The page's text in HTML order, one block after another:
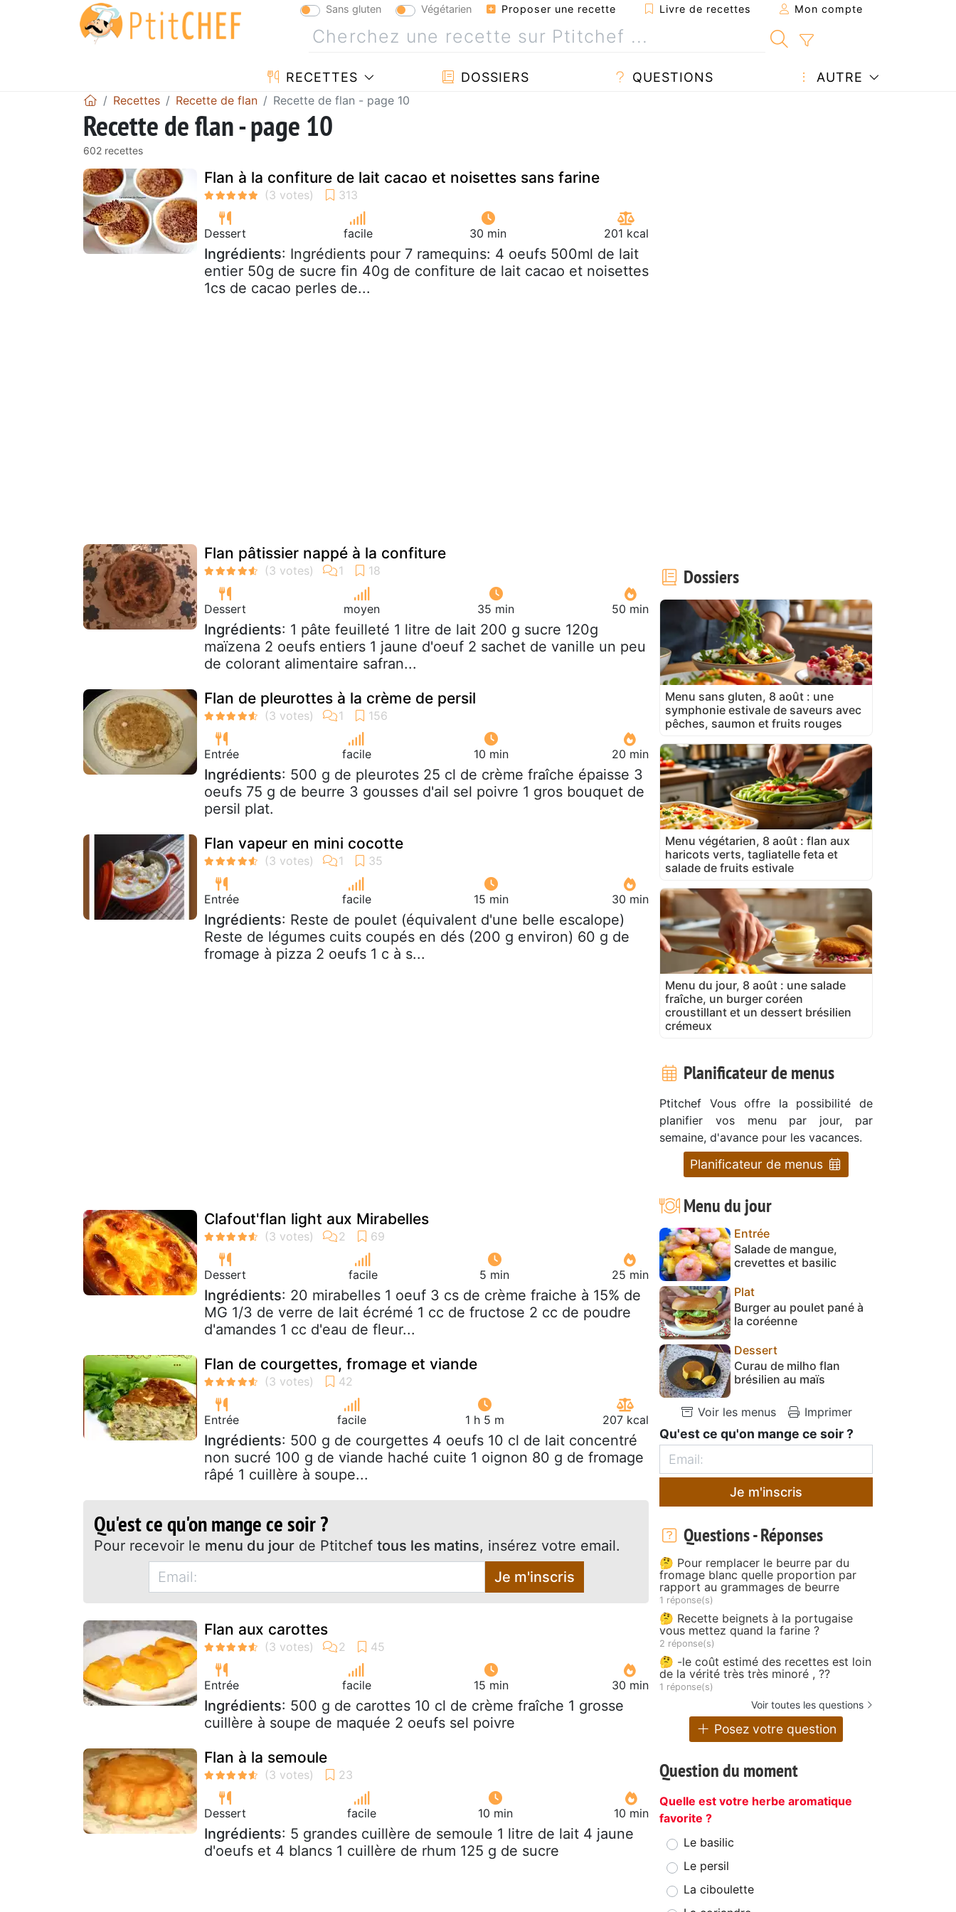
Sans gluten Végétarien Proposer une recette Livre de recettes Mon compte
RECETTES DOSSIERS QUESTIONS AUTRE
Recettes Recette de flan Recette de flan - page 10
Recette de flan - page 10
602 recettes
Flan à la confiture de lait cacao et noisettes sans farine
Dessert facile 30 min 201 kcal
Ingrédients: Ingrédients pour 7 ramequins: 4 oeufs 500ml de lait
entier 50g de sucre fin 40g de confiture de lait cacao et noisettes
1cs de cacao perles de...
Flan pâtissier nappé à la confiture
Dessert moyen 35 min 50 min
Ingrédients: 1 pâte feuilleté 1 litre de lait 200 g sucre 120g
maïzena 2 oeufs entiers 1 jaune d'oeuf 2 sachet de vanille un peu
de colorant alimentaire safran...
Flan de pleurottes à la crème de persil
Entrée facile 10 min 20 min
Ingrédients: 500 g de pleurotes 25 cl de crème fraîche épaisse 3
oeufs 75 g de beurre 3 gousses d'ail sel poivre 1 gros bouquet de
persil plat.
Flan vapeur en mini cocotte
Entrée facile 15 min 30 min
Ingrédients: Reste de poulet (équivalent d'une belle escalope)
Reste de légumes cuits coupés en dés (200 g environ) 60 g de
fromage à pizza 2 oeufs 1 c à s...
Clafout'flan light aux Mirabelles
Dessert facile 5 min 25 min
Ingrédients: 20 mirabelles 1 oeuf 3 cs de crème fraiche à 15% de
MG 1/3 de verre de lait écrémé 1 cc de fructose 2 cc de poudre
d'amandes 1 cc d'eau de fleur...
Flan de courgettes, fromage et viande
Entrée facile 1 h 5 m 207 kcal
Ingrédients: 500 g de courgettes 4 oeufs 10 cl de lait concentré
non sucré 100 g de viande haché cuite 1 oignon 80 g de fromage
râpé 1 cuillère à soupe...
Qu'est ce qu'on mange ce soir ?
Pour recevoir le menu du jour de Ptitchef tous les matins, insérez votre email.
Je m'inscris
Flan aux carottes
Entrée facile 15 min 30 min
Ingrédients: 500 g de carottes 10 cl de crème fraîche 1 grosse
cuillère à soupe de maquée 2 oeufs sel poivre
Flan à la semoule
Dessert facile 10 min 10 min
Ingrédients: 5 grandes cuillère de semoule 1 litre de lait 4 jaune
d'oeufs et 4 blancs 1 cuillère de rhum 125 g de sucre
Dossiers
Menu sans gluten, 8 août : une
symphonie estivale de saveurs avec
pêches, saumon et fruits rouges
Menu végétarien, 8 août : flan aux
haricots verts, tagliatelle feta et
salade de fruits estivale
Menu du jour, 8 août : une salade
fraîche, un burger coréen
croustillant et un dessert brésilien
crémeux
Planificateur de menus
Ptitchef Vous offre la possibilité de
planifier vos menu par jour, par
semaine, d'avance pour les vacances.
Planificateur de menus
Menu du jour
Entrée
Salade de mangue,
crevettes et basilic
Plat
Burger au poulet pané à
la coréenne
Dessert
Curau de milho flan
brésilien au maïs
Voir les menus Imprimer
Qu'est ce qu'on mange ce soir ?
Je m'inscris
Questions - Réponses
🤔 Pour remplacer le beurre par du
fromage blanc quelle proportion par
rapport au grammages de beurre
1 réponse(s)
🤔 Recette beignets à la portugaise
vous mettez quand la farine ?
2 réponse(s)
🤔 -le coût estimé des recettes est loin
de la vérité très très minoré , ??
1 réponse(s)
Voir toutes les questions
Posez votre question
Question du moment
Quelle est votre herbe aromatique
favorite ?
Le basilic
Le persil
La ciboulette